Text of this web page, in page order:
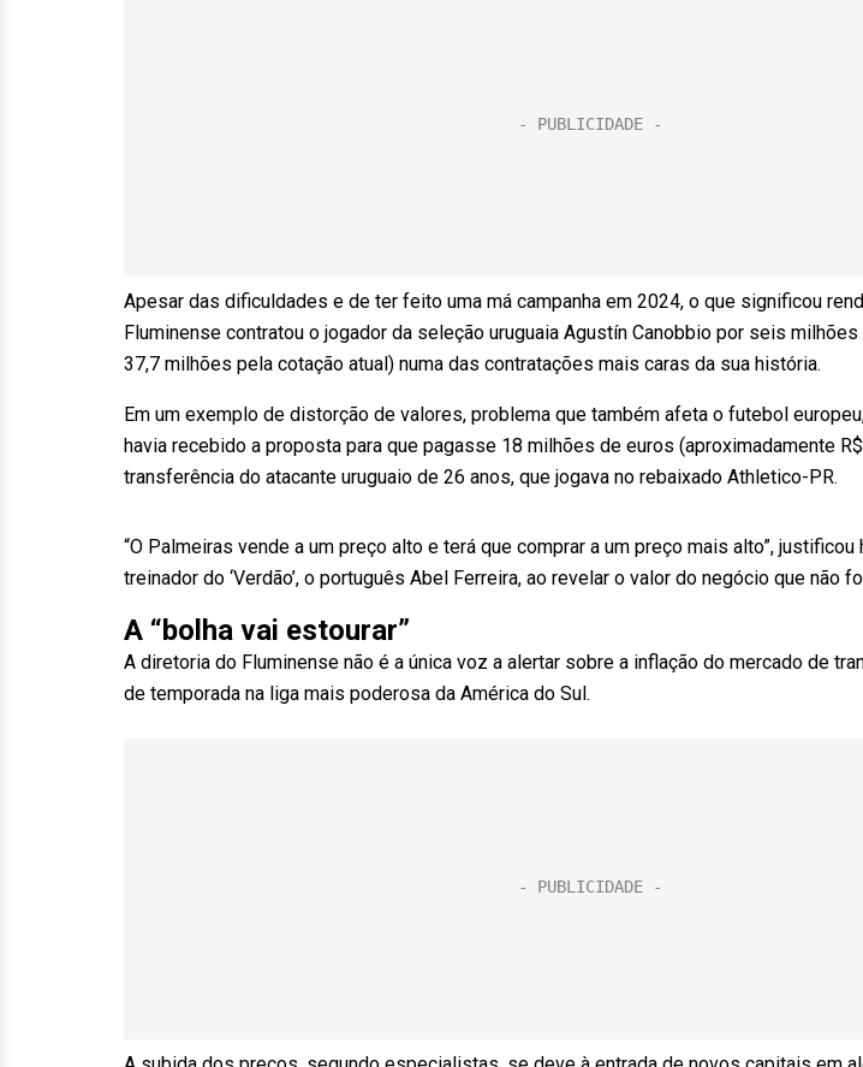
Apesar das dificuldades e de ter feito uma má campanha em 2024, o que significou
Fluminense contratou o jogador da seleção uruguaia Agustín Canobbio por seis
37,7 milhões pela cotação atual) numa das contratações mais caras da sua história.
Em um exemplo de distorção de valores, problema que também afeta o futebol
havia recebido a proposta para que pagasse 18 milhões de euros (aproximadamente
transferência do atacante uruguaio de 26 anos, que jogava no rebaixado Athletico-PR.
“O Palmeiras vende a um preço alto e terá que comprar a um preço mais alto”, justificou
treinador do ‘Verdão’, o português Abel Ferreira, ao revelar o valor do negócio que não
A “bolha vai estourar”
A diretoria do Fluminense não é a única voz a alertar sobre a inflação do mercado de
de temporada na liga mais poderosa da América do Sul.